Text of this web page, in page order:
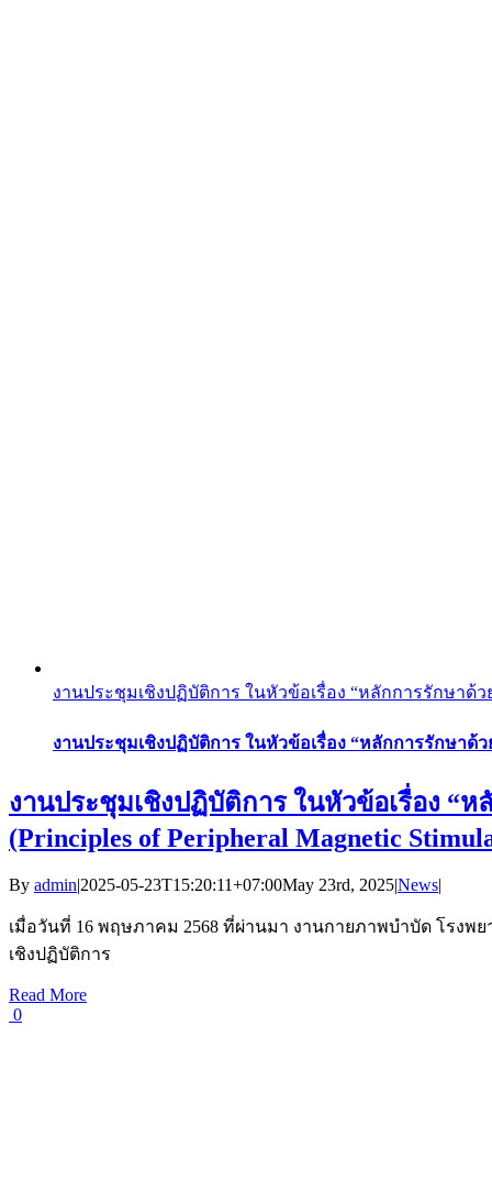
งานประชุมเชิงปฏิบัติการ ในหัวข้อเรื่อง “หลักการรักษาด้ว
งานประชุมเชิงปฏิบัติการ ในหัวข้อเรื่อง “หลักการรักษาด้
งานประชุมเชิงปฏิบัติการ ในหัวข้อเรื่อง “
(Principles of Peripheral Magnetic
By admin|2025-05-23T15:20:11+07:00May 23rd, 2025|News|
เมื่อวันที่ 16 พฤษภาคม 2568 ที่ผ่านมา งานกายภาพบำบัด โรง
เชิงปฏิบัติการ
Read More
0